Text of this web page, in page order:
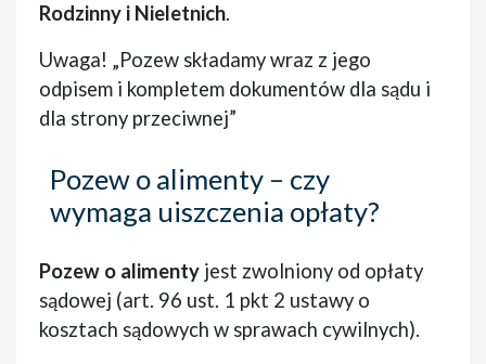
Rodzinny i Nieletnich.
Uwaga! „Pozew składamy wraz z jego
odpisem i kompletem dokumentów dla sądu i
dla strony przeciwnej”
Pozew o alimenty – czy
wymaga uiszczenia opłaty?
Pozew o alimenty jest zwolniony od opłaty
sądowej (art. 96 ust. 1 pkt 2 ustawy o
kosztach sądowych w sprawach cywilnych).